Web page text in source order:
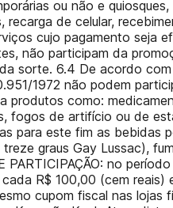
ou não e quiosques,
de celular,
cujo pagamento seja
não participam da
sorte. 6.4 De acordo
1972 não podem
produtos como:
fogos de artifício ou de
para este fim as bebidas
graus Gay Lussac),
PARTICIPAÇÃO: no
R$ 100,00 (cem reais)
cupom fiscal nas lojas